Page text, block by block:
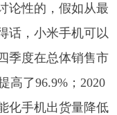
论性的，假如从最
话，小米手机可以
季度在总体销售市
高了96.9%；2020
化手机出货量降低